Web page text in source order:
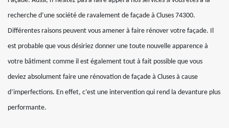
recherche d’une société de ravalement de façade à Cluses 74300.
Différentes raisons peuvent vous amener à faire rénover votre façade. Il
est probable que vous désiriez donner une toute nouvelle apparence à
votre bâtiment comme il est également tout à fait possible que vous
deviez absolument faire une rénovation de façade à Cluses à cause
d’imperfections. En effet, c’est une intervention qui rend la devanture plus
performante.